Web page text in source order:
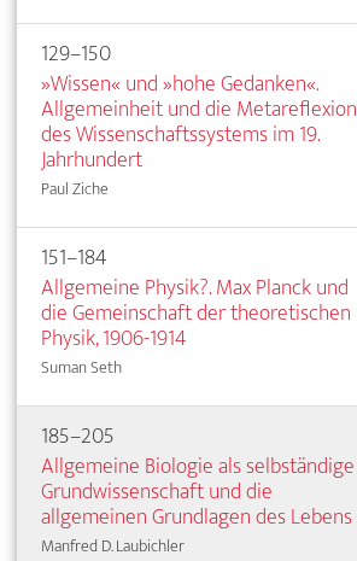
129–150
»Wissen« und »hohe Gedanken«.
Allgemeinheit und die Metareflexion
des Wissenschaftssystems im 19.
Jahrhundert
Paul Ziche
151–184
Allgemeine Physik?. Max Planck und
die Gemeinschaft der theoretischen
Physik, 1906-1914
Suman Seth
185–205
Allgemeine Biologie als selbständige
Grundwissenschaft und die
allgemeinen Grundlagen des Lebens
Manfred D. Laubichler